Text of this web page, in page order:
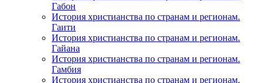
Габон
История христианства по странам и регионам.
Гаити
История христианства по странам и регионам.
Гайана
История христианства по странам и регионам.
Гамбия
История христианства по странам и регионам.